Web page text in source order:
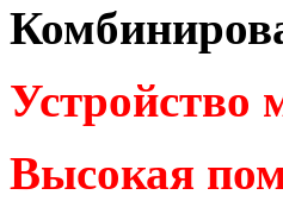
Устройство
Высокая